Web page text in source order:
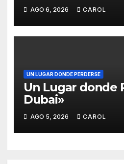
AGO 6, 2026 CAROL
UN LUGAR DONDE PERDERSE
Un Lugar donde
Dubai»
AGO 5, 2026 CAROL